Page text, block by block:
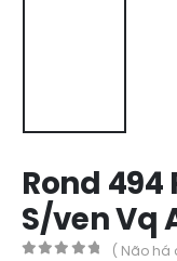
Rond
S/ven Vq
( Não há